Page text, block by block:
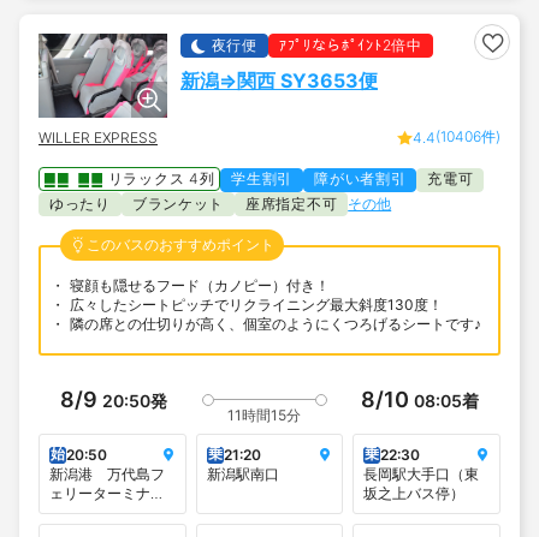
夜行便 ｱﾌﾟﾘならﾎﾟｲﾝﾄ2倍中
新潟⇒関西 SY3653便
WILLER EXPRESS 4.4(10406件)
リラックス 4列 学生割引 障がい者割引
充電可
ゆったり
ブランケット 座席指定不可 その他
このバスのおすすめポイント
寝顔も隠せるフード（カノピー）付き！
広々したシートピッチでリクライニング最大斜度130度！
隣の席との仕切りが高く、個室のようにくつろげるシートです♪
8/9 20:50発
11時間15分
8/10 08:05着
始20:50
新潟港 万代島フ
ェリーターミナル
（朱鷺メッセへは
乗21:20
新潟駅南口
乗22:30
長岡駅大手口（東
坂之上バス停）